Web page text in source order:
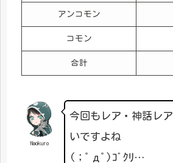
アンコモン
コモン
合計
Naokuro
今回もレア・神話レ
いですよね
(；ﾟдﾟ)ｺﾞｸﾘ…